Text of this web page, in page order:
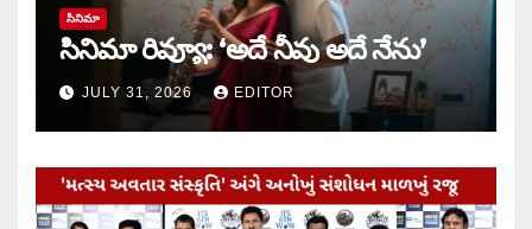
సినిమా
సినిమా రివ్యూ: ‘అదే నీవు అదే నేను’
JULY 31, 2026 EDITOR